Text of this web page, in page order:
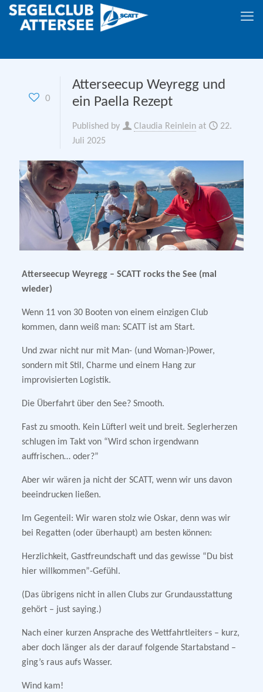
0
Atterseecup Weyregg und
ein Paella Rezept
Published by Claudia Reinlein at
22.
Juli 2025
Atterseecup Weyregg – SCATT rocks the See (mal
wieder)
Wenn 11 von 30 Booten von einem einzigen Club
kommen, dann weiß man: SCATT ist am Start.
Und zwar nicht nur mit Man- (und Woman-)Power,
sondern mit Stil, Charme und einem Hang zur
improvisierten Logistik.
Die Überfahrt über den See? Smooth.
Fast zu smooth. Kein Lüfterl weit und breit. Seglerherzen
schlugen im Takt von “Wird schon irgendwann
auffrischen… oder?”
Aber wir wären ja nicht der SCATT, wenn wir uns davon
beeindrucken ließen.
Im Gegenteil: Wir waren stolz wie Oskar, denn was wir
bei Regatten (oder überhaupt) am besten können:
Herzlichkeit, Gastfreundschaft und das gewisse “Du bist
hier willkommen”-Gefühl.
(Das übrigens nicht in allen Clubs zur Grundausstattung
gehört – just saying.)
Nach einer kurzen Ansprache des Wettfahrtleiters – kurz,
aber doch länger als der darauf folgende Startabstand –
ging’s raus aufs Wasser.
Wind kam!